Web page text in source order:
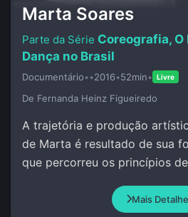
Marta Soares
Coreografia, O
Dança no Brasil
Documentário••2016•52min• Livre
De Fernanda Heinz Figueiredo
A trajetória e produção
de Marta é resultado de sua
que percorreu os princípios
Mais